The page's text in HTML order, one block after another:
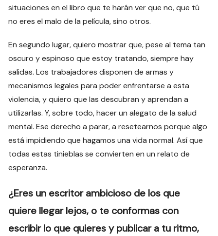
situaciones en el libro que te harán ver que no, que tú
no eres el malo de la película, sino otros.
En segundo lugar, quiero mostrar que, pese al tema tan
oscuro y espinoso que estoy tratando, siempre hay
salidas. Los trabajadores disponen de armas y
mecanismos legales para poder enfrentarse a esta
violencia, y quiero que las descubran y aprendan a
utilizarlas. Y, sobre todo, hacer un alegato de la salud
mental. Ese derecho a parar, a resetearnos porque algo
está impidiendo que hagamos una vida normal. Así que
todas estas tinieblas se convierten en un relato de
esperanza.
¿Eres un escritor ambicioso de los que
quiere llegar lejos, o te conformas con
escribir lo que quieres y publicar a tu ritmo,